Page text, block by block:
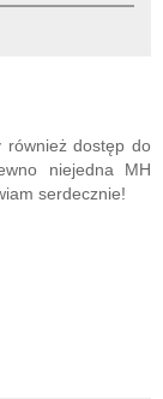
również dostęp do
niejedna MH
serdecznie!